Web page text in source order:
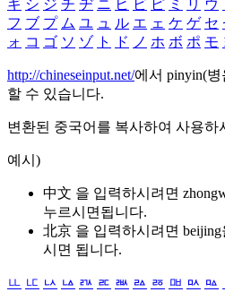
ギ シ ジ チ ヂ ニ ヒ ビ ピ ミ リ ウ
フ ブ プ ム ユ ュ ル エ ェ ケ ゲ セ
ォ コ ゴ ソ ゾ ト ド ノ ホ ボ ポ モ
http://chineseinput.net/에서 pinyin(
할 수 있습니다.
변환된 중국어를 복사하여 사용하
예시)
中文 을 입력하시려면
누르시면됩니다.
北京 을 입력하시려면 beijing
시면 됩니다.
ㅥ ㅦ ㅧ ㅨ ㅩ ㅪ ㅫ ㅬ ㅭ ㅮ ㅯ ㅰ